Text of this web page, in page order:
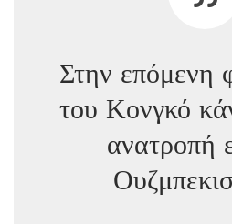
Στην
του Κονγκό
ανατροπή